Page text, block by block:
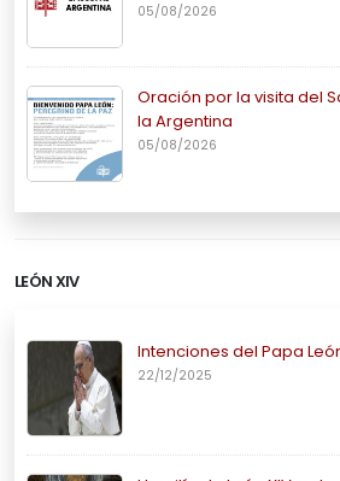
05/08/2026
Oración por la visita del
la Argentina
05/08/2026
LEÓN XIV
Intenciones del Papa
22/12/2025